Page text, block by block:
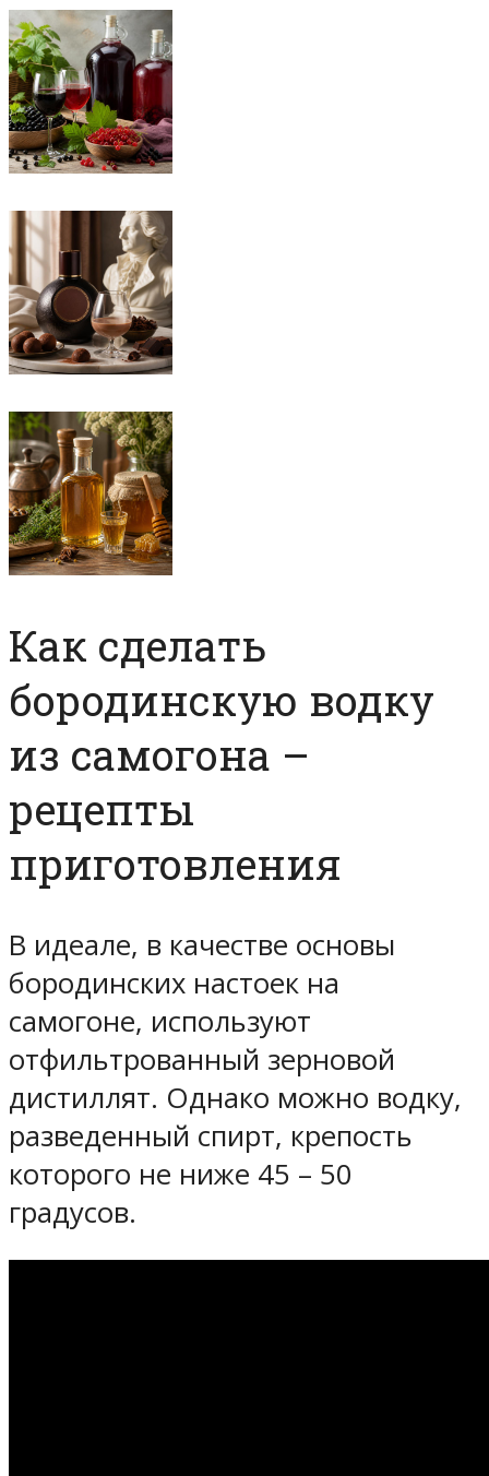
Как сделать
бородинскую водку
из самогона –
рецепты
приготовления
В идеале, в качестве основы
бородинских настоек на
самогоне, используют
отфильтрованный зерновой
дистиллят. Однако можно водку,
разведенный спирт, крепость
которого не ниже 45 – 50
градусов.